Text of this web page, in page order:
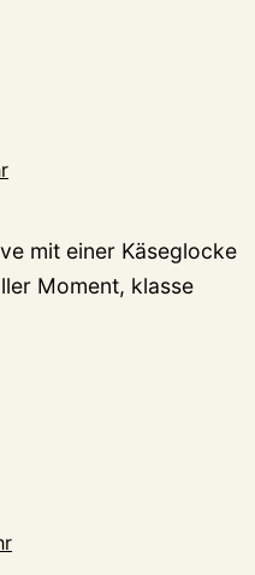
mit einer Käseglocke
Moment, klasse